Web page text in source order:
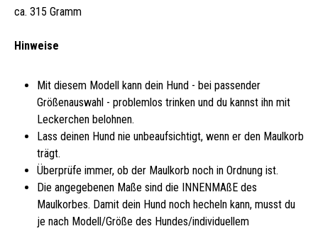
ca. 315 Gramm
Hinweise
Mit diesem Modell kann dein Hund - bei passender
Größenauswahl - problemlos trinken und du kannst ihn mit
Leckerchen belohnen.
Lass deinen Hund nie unbeaufsichtigt, wenn er den Maulkorb
trägt.
Überprüfe immer, ob der Maulkorb noch in Ordnung ist.
Die angegebenen Maße sind die INNENMAßE des
Maulkorbes. Damit dein Hund noch hecheln kann, musst du
je nach Modell/Größe des Hundes/individuellem